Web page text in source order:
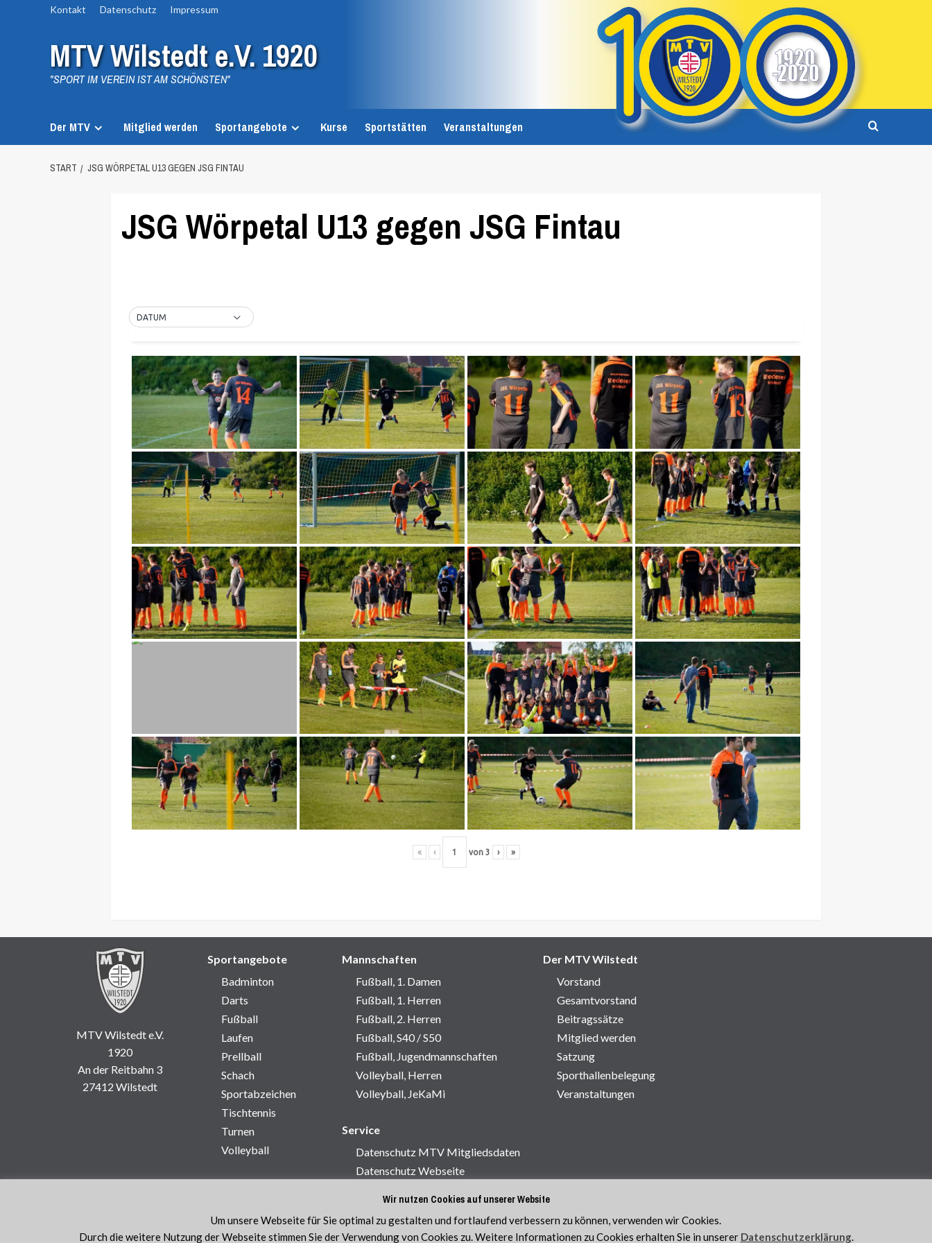
Kontakt Datenschutz Impressum
MTV Wilstedt e.V. 1920
"SPORT IM VEREIN IST AM SCHÖNSTEN"
Der MTV Mitglied werden Sportangebote Kurse Sportstätten Veranstaltungen
START JSG WÖRPETAL U13 GEGEN JSG FINTAU
JSG Wörpetal U13 gegen JSG Fintau
DATUM
« ‹ von 3 › »
MTV Wilstedt e.V.
1920
An der Reitbahn 3
27412 Wilstedt
Sportangebote
Badminton
Darts
Fußball
Laufen
Prellball
Schach
Sportabzeichen
Tischtennis
Turnen
Volleyball
Mannschaften
Fußball, 1. Damen
Fußball, 1. Herren
Fußball, 2. Herren
Fußball, S40 / S50
Fußball, Jugendmannschaften
Volleyball, Herren
Volleyball, JeKaMi
Der MTV Wilstedt
Vorstand
Gesamtvorstand
Beitragssätze
Mitglied werden
Satzung
Sporthallenbelegung
Veranstaltungen
Service
Datenschutz MTV Mitgliedsdaten
Datenschutz Webseite
Wir nutzen Cookies auf unserer Website
Um unsere Webseite für Sie optimal zu gestalten und fortlaufend verbessern zu können, verwenden wir Cookies.
Durch die weitere Nutzung der Webseite stimmen Sie der Verwendung von Cookies zu. Weitere Informationen zu Cookies erhalten Sie in unserer Datenschutzerklärung.